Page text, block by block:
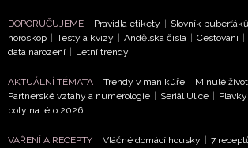
DOPORUČUJEME Pravidla etikety Slovník puberťáků
horoskop
Testy a kvízy Andělská čísla Cestování
data narození
Letní trendy
AKTUÁLNÍ TÉMATA Trendy v manikúře Minulé
Partnerské vztahy a numerologie
Seriál Ulice
boty na léto 2026
VAŘENÍ A RECEPTY Vláčné domácí housky 7